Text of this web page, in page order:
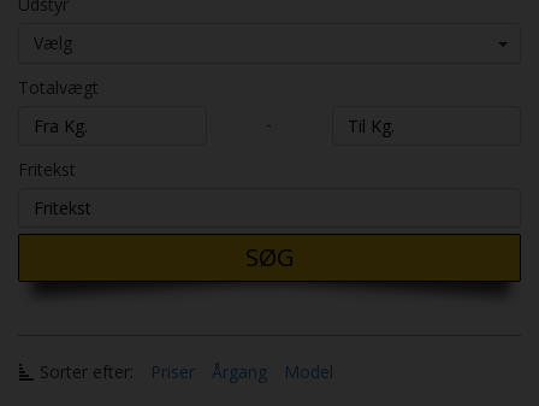
Udstyr
Vælg
Totalvægt
-
Fritekst
SØG
Sorter efter: Priser Årgang Model